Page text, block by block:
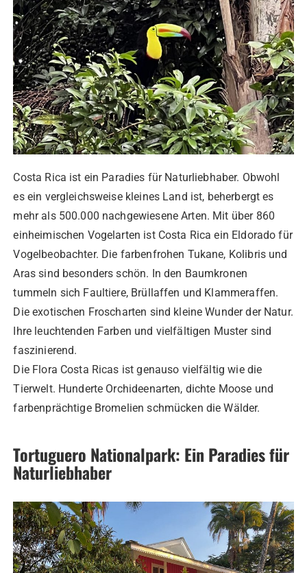
Costa Rica ist ein Paradies für Naturliebhaber. Obwohl
es ein vergleichsweise kleines Land ist, beherbergt es
mehr als 500.000 nachgewiesene Arten. Mit über 860
einheimischen Vogelarten ist Costa Rica ein Eldorado für
Vogelbeobachter. Die farbenfrohen Tukane, Kolibris und
Aras sind besonders schön. In den Baumkronen
tummeln sich Faultiere, Brüllaffen und Klammeraffen.
Die exotischen Froscharten sind kleine Wunder der Natur.
Ihre leuchtenden Farben und vielfältigen Muster sind
faszinierend.
Die Flora Costa Ricas ist genauso vielfältig wie die
Tierwelt. Hunderte Orchideenarten, dichte Moose und
farbenprächtige Bromelien schmücken die Wälder.
Tortuguero Nationalpark: Ein Paradies für
Naturliebhaber